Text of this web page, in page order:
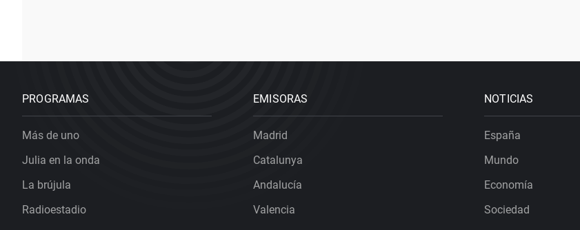
PROGRAMAS
Más de uno
Julia en la onda
La brújula
Radioestadio
EMISORAS
Madrid
Catalunya
Andalucía
Valencia
NOTICIAS
España
Mundo
Economía
Sociedad